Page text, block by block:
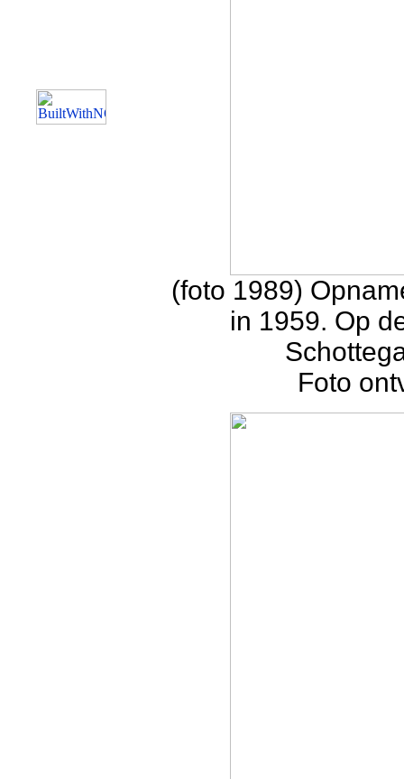
(foto 1989)
in 1959. Op
Foto